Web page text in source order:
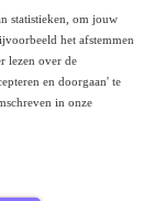
statistieken, om jouw
het afstemmen
lezen over de
en doorgaan' te
in onze
je van
Easy
of